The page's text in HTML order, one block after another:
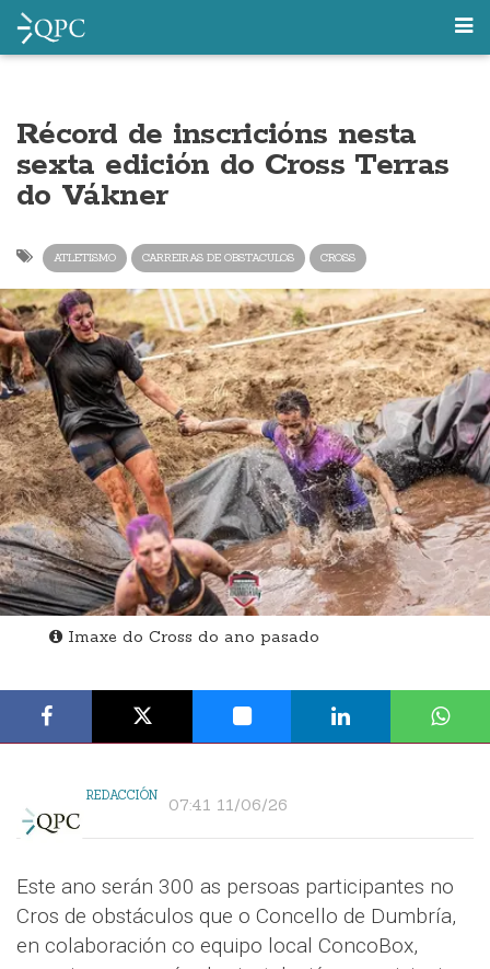
Récord de inscricións nesta
sexta edición do Cross Terras
do Vákner
ATLETISMO CARREIRAS DE OBSTACULOS CROSS
Imaxe do Cross do ano pasado
REDACCIÓN 07:41 11/06/26
Este ano serán 300 as persoas participantes no
Cros de obstáculos que o Concello de Dumbría,
en colaboración co equipo local ConcoBox,